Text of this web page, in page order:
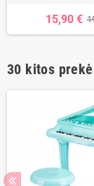
15,90 €
30 kitos